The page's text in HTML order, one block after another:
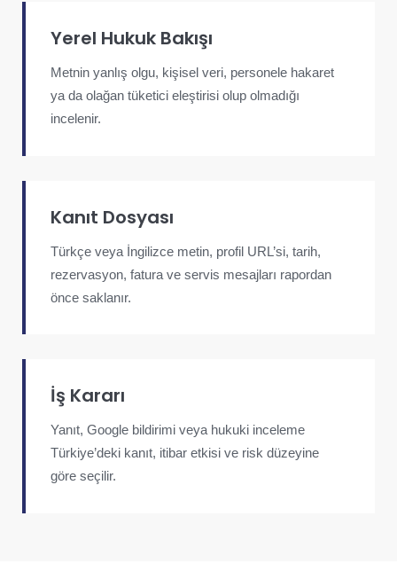
Yerel Hukuk Bakışı
Metnin yanlış olgu, kişisel veri, personele hakaret
ya da olağan tüketici eleştirisi olup olmadığı
incelenir.
Kanıt Dosyası
Türkçe veya İngilizce metin, profil URL’si, tarih,
rezervasyon, fatura ve servis mesajları rapordan
önce saklanır.
İş Kararı
Yanıt, Google bildirimi veya hukuki inceleme
Türkiye’deki kanıt, itibar etkisi ve risk düzeyine
göre seçilir.